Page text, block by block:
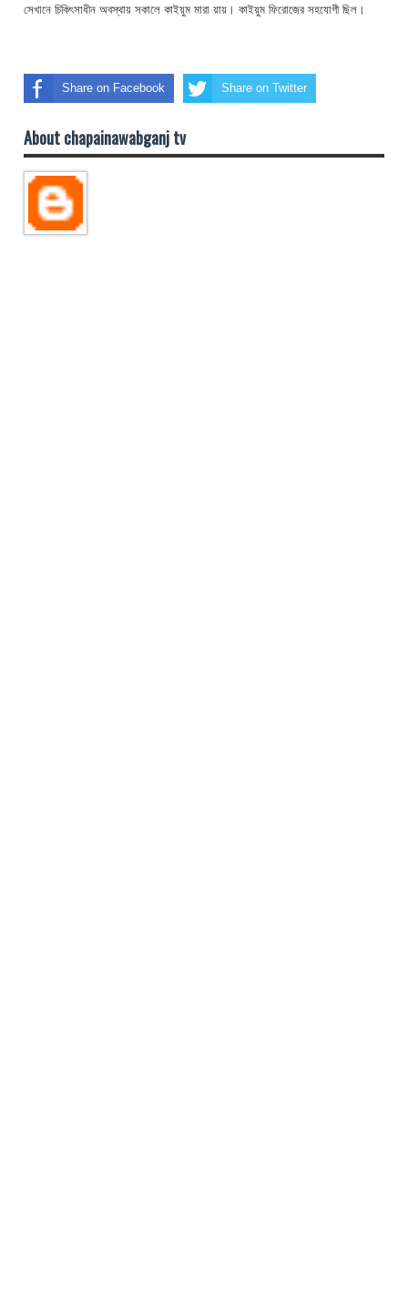
সেখানে চিকিৎসাধীন অবস্থায় সকালে কাইয়ুম মারা য়ায়। কাইয়ুম ফিরোজের সহযোগী ছিল।
Share on Facebook Share on Twitter
About chapainawabganj tv